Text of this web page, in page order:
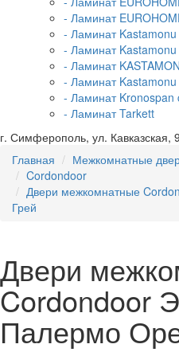
- Ламинат
- Ламинат
- Ламинат
- Ламинат
- Ламинат
- Ламинат Kronospan
- Ламинат Tarkett
г. Симферополь, ул. Кавказская, 9
Главная
Межкомнатные
Cordondoor
Двери межкомнатные
Грей
Двери
Cordondoor
Палермо